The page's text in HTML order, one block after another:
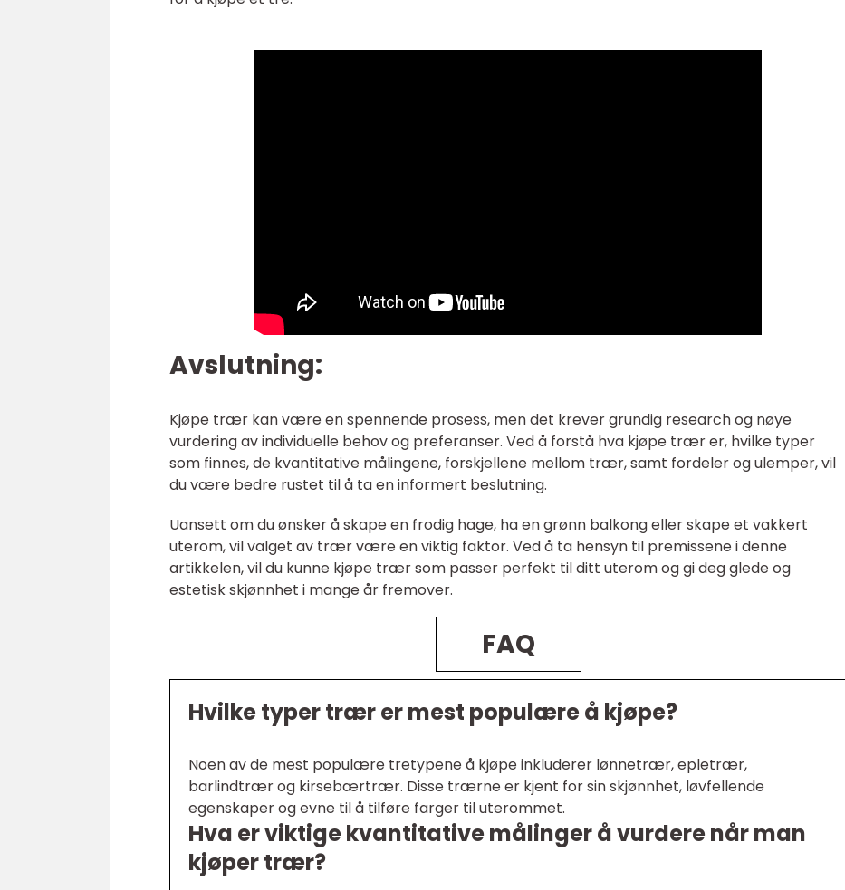
Avslutning:
Kjøpe trær kan være en spennende prosess, men det krever grundig research og nøye
vurdering av individuelle behov og preferanser. Ved å forstå hva kjøpe trær er, hvilke typer
som finnes, de kvantitative målingene, forskjellene mellom trær, samt fordeler og ulemper, vil
du være bedre rustet til å ta en informert beslutning.
Uansett om du ønsker å skape en frodig hage, ha en grønn balkong eller skape et vakkert
uterom, vil valget av trær være en viktig faktor. Ved å ta hensyn til premissene i denne
artikkelen, vil du kunne kjøpe trær som passer perfekt til ditt uterom og gi deg glede og
estetisk skjønnhet i mange år fremover.
FAQ
Hvilke typer trær er mest populære å kjøpe?
Noen av de mest populære tretypene å kjøpe inkluderer lønnetrær, epletrær,
barlindtrær og kirsebærtrær. Disse trærne er kjent for sin skjønnhet, løvfellende
egenskaper og evne til å tilføre farger til uterommet.
Hva er viktige kvantitative målinger å vurdere når man
kjøper trær?